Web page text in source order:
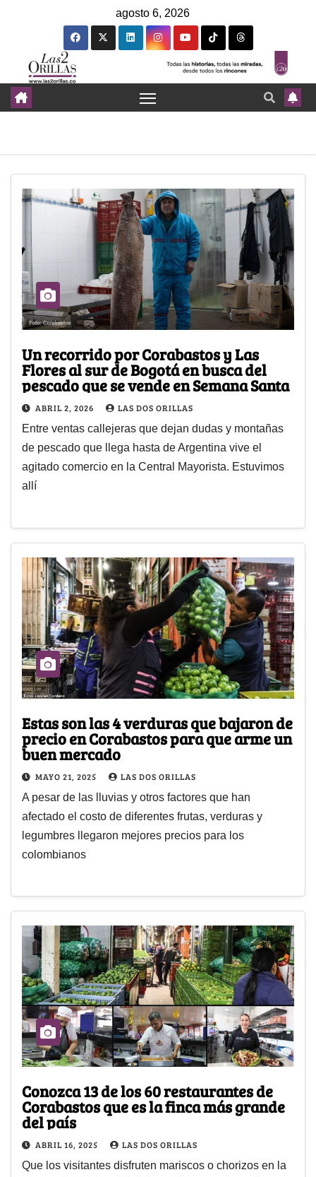
agosto 6, 2026
Un recorrido por Corabastos y Las
Flores al sur de Bogotá en busca del
pescado que se vende en Semana Santa
ABRIL 2, 2026 LAS DOS ORILLAS
Entre ventas callejeras que dejan dudas y montañas
de pescado que llega hasta de Argentina vive el
agitado comercio en la Central Mayorista. Estuvimos
allí
Estas son las 4 verduras que bajaron de
precio en Corabastos para que arme un
buen mercado
MAYO 21, 2025 LAS DOS ORILLAS
A pesar de las lluvias y otros factores que han
afectado el costo de diferentes frutas, verduras y
legumbres llegaron mejores precios para los
colombianos
Conozca 13 de los 60 restaurantes de
Corabastos que es la finca más grande
del país
ABRIL 16, 2025 LAS DOS ORILLAS
Que los visitantes disfruten mariscos o chorizos en la